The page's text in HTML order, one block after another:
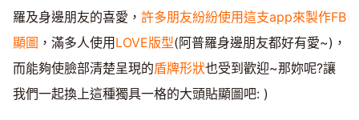
羅及身邊朋友的喜愛， 許多朋友紛紛使用這支app來製作FB
顯圖 ，滿多人使用LOVE版型(阿普羅身邊朋友都好有愛~)，
而能夠使臉部清楚呈現的盾牌形狀也受到歡迎~那妳呢?讓
我們一起換上這種獨具一格的大頭貼顯圖吧: )